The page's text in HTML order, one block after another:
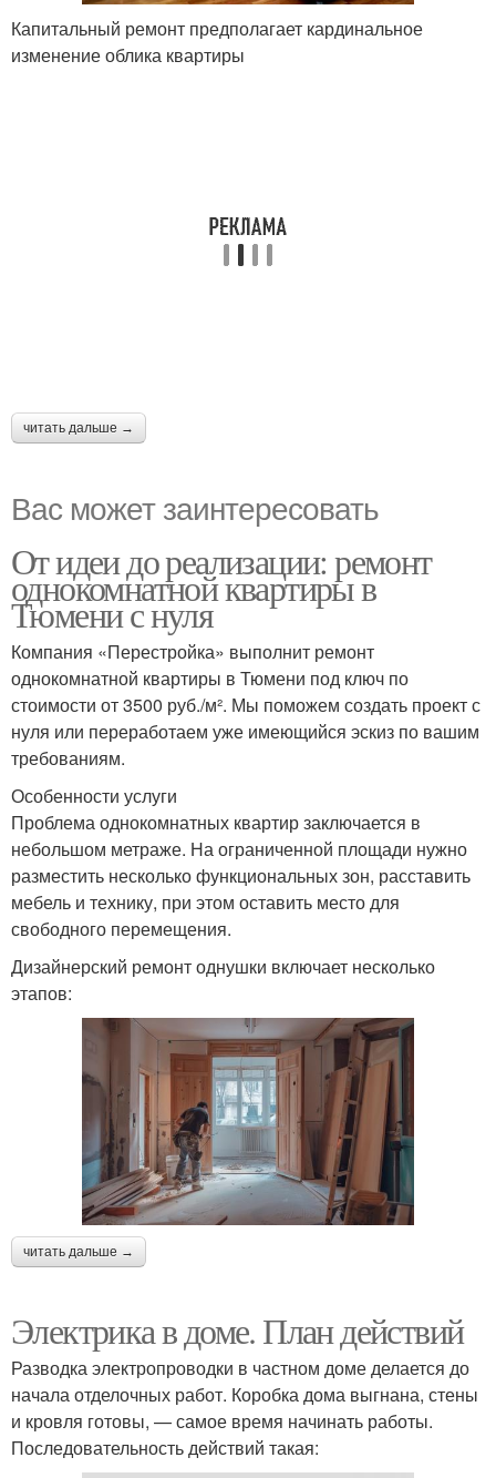
Капитальный ремонт предполагает кардинальное
изменение облика квартиры
читать дальше →
Вас может заинтересовать
От идеи до реализации: ремонт
однокомнатной квартиры в
Тюмени с нуля
Компания «Перестройка» выполнит ремонт
однокомнатной квартиры в Тюмени под ключ по
стоимости от 3500 руб./м². Мы поможем создать проект с
нуля или переработаем уже имеющийся эскиз по вашим
требованиям.
Особенности услуги
Проблема однокомнатных квартир заключается в
небольшом метраже. На ограниченной площади нужно
разместить несколько функциональных зон, расставить
мебель и технику, при этом оставить место для
свободного перемещения.
Дизайнерский ремонт однушки включает несколько
этапов:
читать дальше →
Электрика в доме. План действий
Разводка электропроводки в частном доме делается до
начала отделочных работ. Коробка дома выгнана, стены
и кровля готовы, — самое время начинать работы.
Последовательность действий такая: